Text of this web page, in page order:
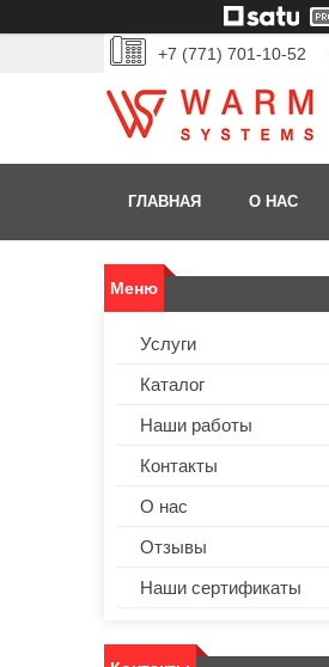
+7 (771) 701-10-52
ГЛАВНАЯ О НАС
Услуги
Каталог
Наши работы
Контакты
О нас
Отзывы
Наши сертификаты